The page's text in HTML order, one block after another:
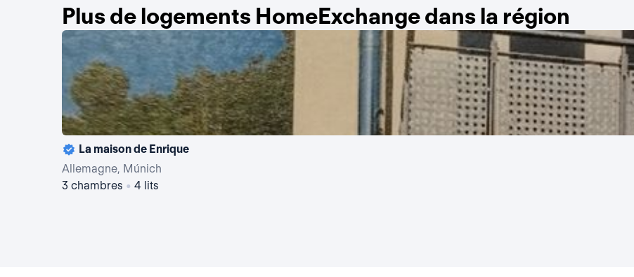
Plus de logements HomeExchange dans la région
La maison de Enrique
Allemagne, Múnich
3 chambres • 4 lits